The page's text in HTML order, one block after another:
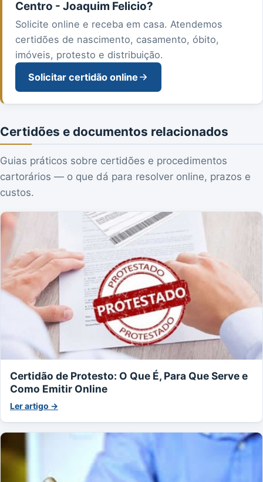
Centro - Joaquim Felicio?
Solicite online e receba em casa. Atendemos
certidões de nascimento, casamento, óbito,
imóveis, protesto e distribuição.
Solicitar certidão online
Certidões e documentos relacionados
Guias práticos sobre certidões e procedimentos
cartorários — o que dá para resolver online, prazos e
custos.
Certidão de Protesto: O Que É, Para Que Serve e
Como Emitir Online
Ler artigo →